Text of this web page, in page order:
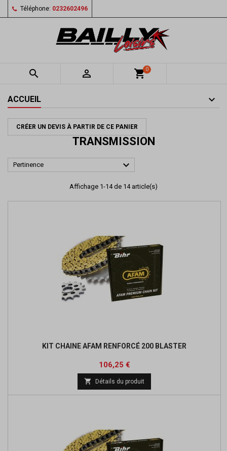
Téléphone: 0232602496
  shopping_cart0
ACCUEIL
CRÉER UN DEVIS À PARTIR DE CE PANIER
TRANSMISSION
Pertinence 
Affichage 1-14 de 14 article(s)
KIT CHAINE AFAM RENFORCÉ 200 BLASTER
Prix
106,25 €Prix
de
base
 Détails du produit